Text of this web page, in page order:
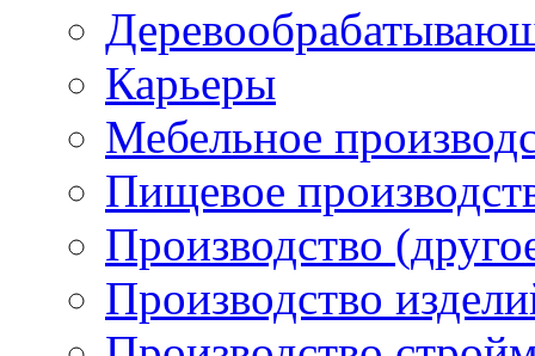
Карьеры
Мебельное
Пищевое
Производство
Производство